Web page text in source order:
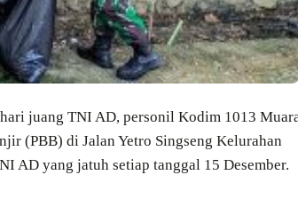
juang TNI AD, personil Kodim 1013
(PBB) di Jalan Yetro Singseng Kelurahan
AD yang jatuh setiap tanggal 15 Desember.